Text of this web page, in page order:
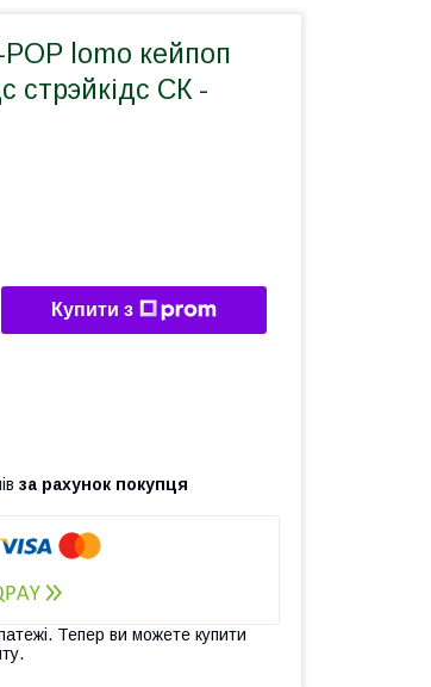
lomo кейпоп
стрэйкідс СК -
Купити з
за рахунок покупця
Тепер ви можете купити